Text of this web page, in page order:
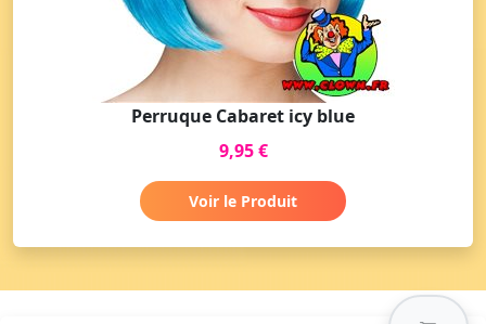
Perruque Cabaret icy blue
9,95 €
Voir le Produit